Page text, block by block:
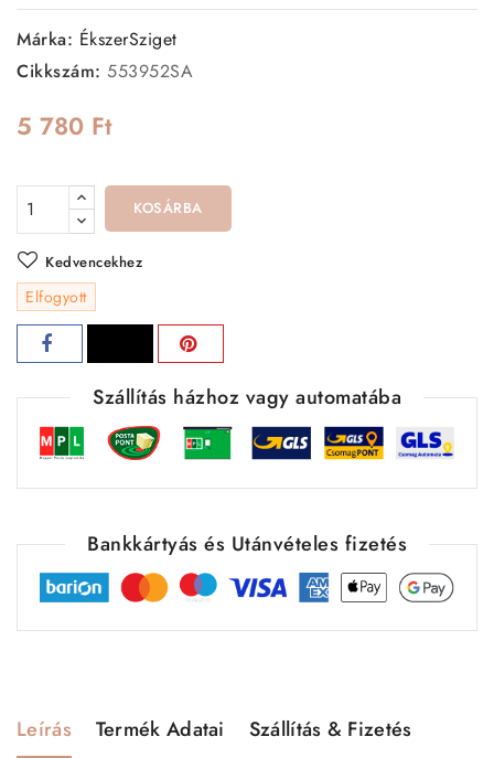
Márka: ÉkszerSziget
Cikkszám: 553952SA
5 780 Ft
KOSÁRBA
Kedvencekhez
Elfogyott
Szállítás házhoz vagy automatába
Bankkártyás és Utánvételes fizetés
Leírás Termék Adatai Szállítás & Fizetés